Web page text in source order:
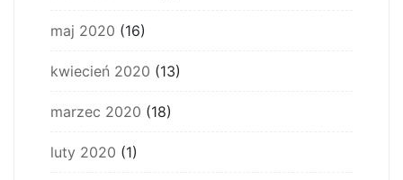
maj 2020 (16)
kwiecień 2020 (13)
marzec 2020 (18)
luty 2020 (1)